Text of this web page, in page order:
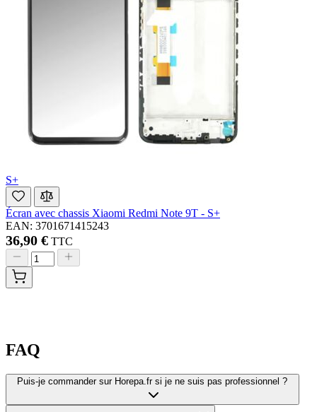
S+
Écran avec chassis Xiaomi Redmi Note 9T - S+
EAN: 3701671415243
36,90 € TTC
FAQ
Puis-je commander sur Horepa.fr si je ne suis pas professionnel ?